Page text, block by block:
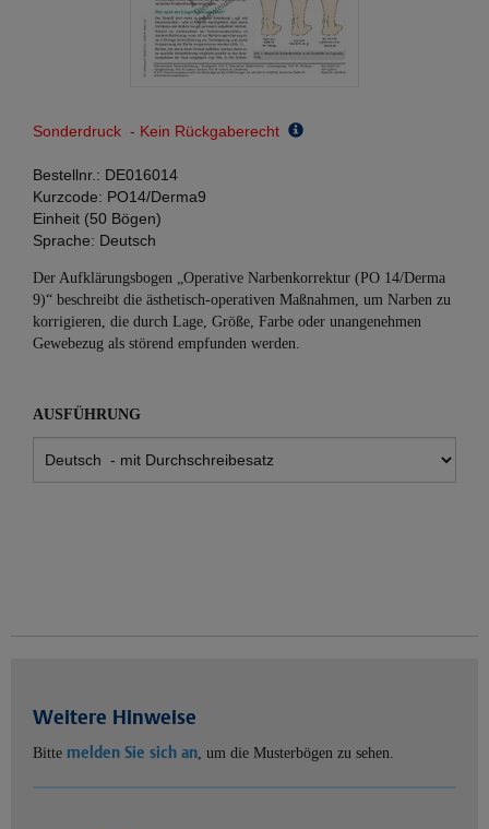
Sonderdruck - Kein Rückgaberecht
Bestellnr.: DE016014
Kurzcode: PO14/Derma9
Einheit (50 Bögen)
Sprache: Deutsch
Der Aufklärungsbogen „Operative Narbenkorrektur (PO 14/Derma
9)“ beschreibt die ästhetisch-operativen Maßnahmen, um Narben zu
korrigieren, die durch Lage, Größe, Farbe oder unangenehmen
Gewebezug als störend empfunden werden.
AUSFÜHRUNG
Weitere Hinweise
Bitte melden Sie sich an, um die Musterbögen zu sehen.